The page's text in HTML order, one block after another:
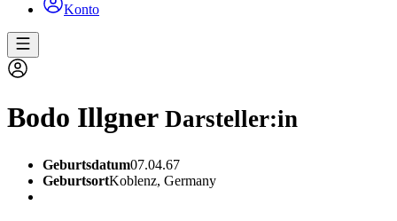
Konto
Bodo Illgner Darsteller:in
Geburtsdatum07.04.67
GeburtsortKoblenz, Germany